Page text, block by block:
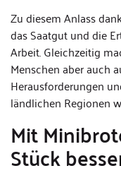
Zu diesem Anlass
das Saatgut und die
Arbeit. Gleichzeitig
Menschen aber auch
Herausforderungen
ländlichen Regionen
Mit
Stück